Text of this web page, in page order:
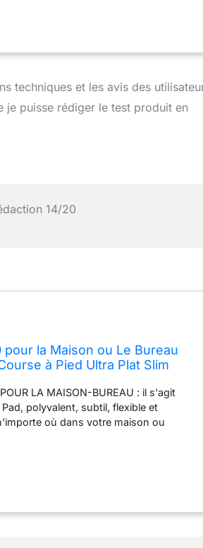
et l'exercice de course à la maison,
sans problème de bruit ✅ 🏃
À TOUTES LES PIECES - Tapis de
d'utilisateur de 100KG, tapis de course
le salon, le petit département, la
les roues intégrées ✅ 🏃 BANDE DE
- Suivez vos calories brûlées, votre
techniques et les avis des
je puisse rédiger le test produit en
14/20
la Maison ou Le Bureau
à Pied Ultra Plat Slim
LA MAISON-BUREAU : il s'agit
polyvalent, subtil, flexible et
où dans votre maison ou
SILENCIEUX- Avec 1-6KMH
et l'exercice de course à la maison,
sans problème de bruit ✅ 🏃
À TOUTES LES PIECES - Tapis de
d'utilisateur de 100KG, tapis de course